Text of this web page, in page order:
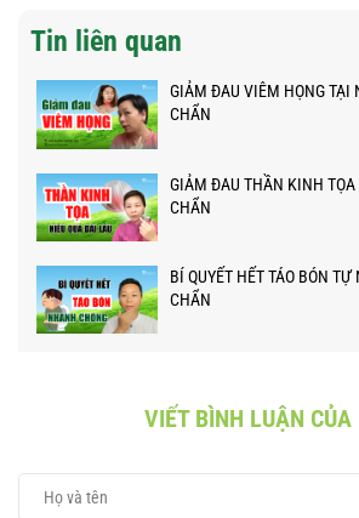
Tin liên quan
GIẢM ĐAU VIÊM HỌNG TẠI
CHẨN
GIẢM ĐAU THẦN KINH
CHẨN
BÍ QUYẾT HẾT TÁO BÓN
CHẨN
VIẾT BÌNH LUẬN CỦA